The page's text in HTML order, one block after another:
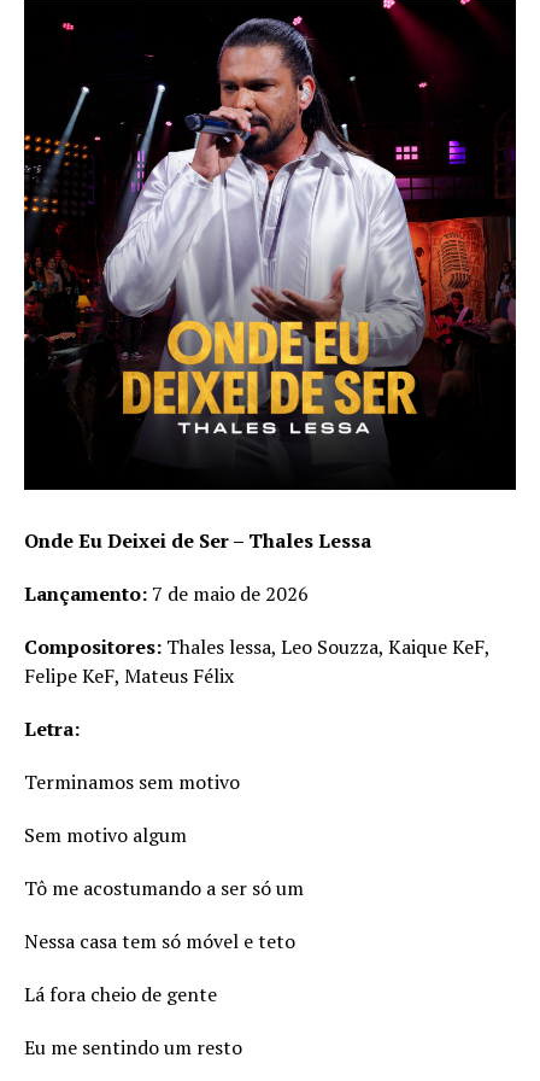
Onde Eu Deixei de Ser – Thales Lessa
Lançamento: 7 de maio de 2026
Compositores: Thales lessa, Leo Souzza, Kaique KeF,
Felipe KeF, Mateus Félix
Letra:
Terminamos sem motivo
Sem motivo algum
Tô me acostumando a ser só um
Nessa casa tem só móvel e teto
Lá fora cheio de gente
Eu me sentindo um resto